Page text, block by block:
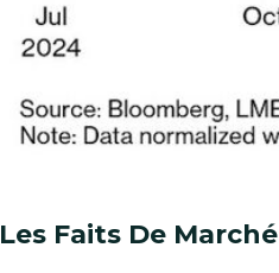
Les Faits De Marché